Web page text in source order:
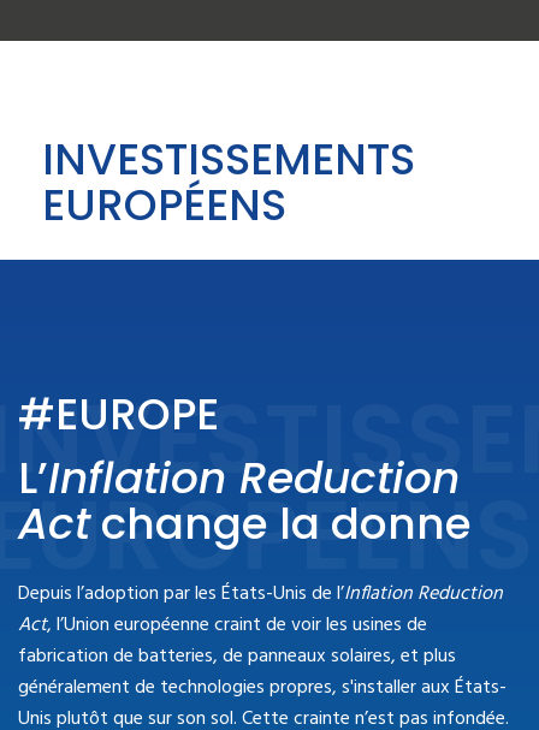
INVESTISSEMENTS
EUROPÉENS
#EUROPE
L’Inflation Reduction
Actchange la donne
Depuis l’adoption par les États-Unis de l’Inflation Reduction
Act, l’Union européenne craint de voir les usines de
fabrication de batteries, de panneaux solaires, et plus
généralement de technologies propres, s'installer aux États-
Unis plutôt que sur son sol. Cette crainte n’est pas infondée.